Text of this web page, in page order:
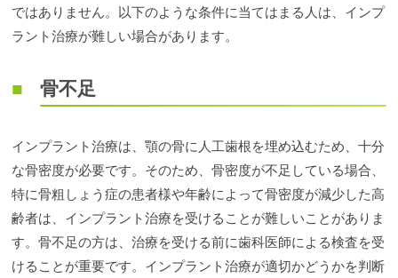
ではありません。以下のような条件に当てはまる人は、インプ
ラント治療が難しい場合があります。
骨不足
インプラント治療は、顎の骨に人工歯根を埋め込むため、十分
な骨密度が必要です。そのため、骨密度が不足している場合、
特に骨粗しょう症の患者様や年齢によって骨密度が減少した高
齢者は、インプラント治療を受けることが難しいことがありま
す。骨不足の方は、治療を受ける前に歯科医師による検査を受
けることが重要です。インプラント治療が適切かどうかを判断